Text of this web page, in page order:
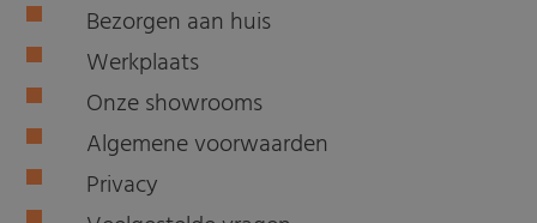
Bezorgen aan huis
Werkplaats
Onze showrooms
Algemene voorwaarden
Privacy